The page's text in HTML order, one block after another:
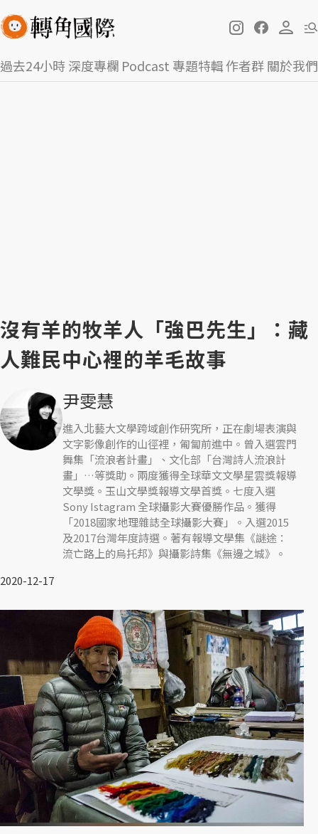
過去24小時深度專欄 Podcast 專題特輯作者群關於我們
沒有羊的牧羊人「強巴先生」：藏
人難民中心裡的羊毛故事
尹雯慧
進入北藝大文學跨域創作研究所，正在劇場表演與
文字影像創作的山徑裡，匍匐前進中。曾入選雲門
舞集「流浪者計畫」、文化部「台灣詩人流浪計
畫」…等獎助。兩度獲得全球華文文學星雲獎報導
文學獎。玉山文學獎報導文學首獎。七度入選
Sony Istagram 全球攝影大賽優勝作品。獲得
「2018國家地理雜誌全球攝影大賽」。入選2015
及2017台灣年度詩選。著有報導文學集《謎途：
流亡路上的烏托邦》與攝影詩集《無邊之城》。
2020-12-17